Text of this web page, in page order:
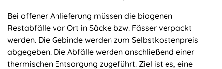
Bei offener Anlieferung müssen die biogenen
Restabfälle vor Ort in Säcke bzw. Fässer verpackt
werden. Die Gebinde werden zum Selbstkostenpreis
abgegeben. Die Abfälle werden anschließend einer
thermischen Entsorgung zugeführt. Ziel ist es, eine